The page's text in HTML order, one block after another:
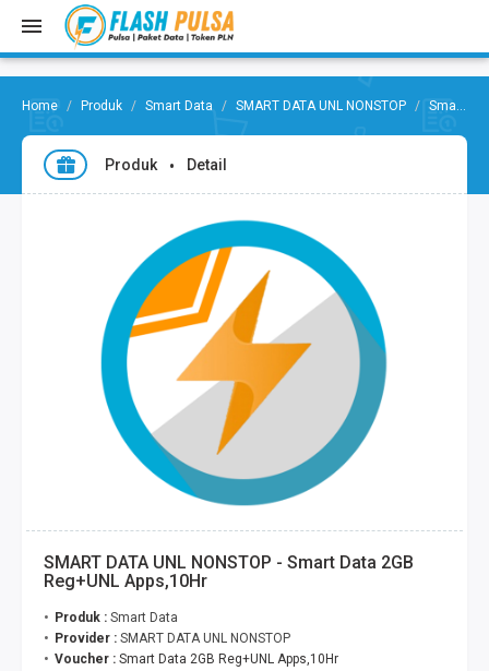
Produk Smart Data SMART DATA UNL NONSTOP Smart Data 2GB Reg+UNL Apps,10Hr
Produk Detail
SMART DATA UNL NONSTOP - Smart Data 2GB
Reg+UNL Apps,10Hr
Produk : Smart Data
Provider : SMART DATA UNL NONSTOP
Voucher : Smart Data 2GB Reg+UNL Apps,10Hr